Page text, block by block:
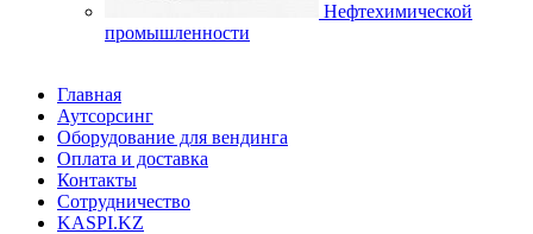
Нефтехимической
промышленности
Главная
Аутсорсинг
Оборудование для вендинга
Оплата и доставка
Контакты
Сотрудничество
KASPI.KZ